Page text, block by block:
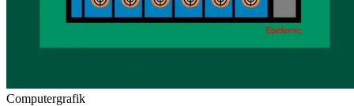
Computergrafik